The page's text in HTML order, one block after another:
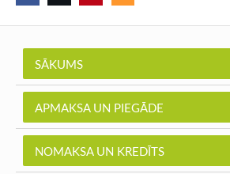
SĀKUMS
APMAKSA UN PIEGĀDE
NOMAKSA UN KREDĪTS